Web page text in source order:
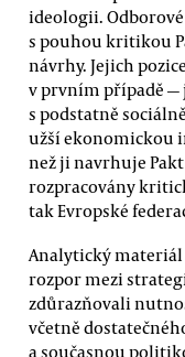
ideologii.
s pouhou kritikou
návrhy. Jejich
v prvním případě —
s podstatně
užší ekonomickou
než ji navrhuje
rozpracovány
tak Evropské
Analytický materiál
rozpor mezi
zdůrazňovali
včetně
a současnou